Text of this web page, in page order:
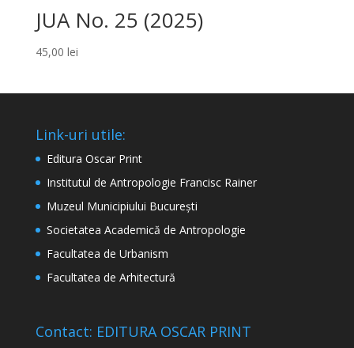
JUA No. 25 (2025)
45,00 lei
Link-uri utile:
Editura Oscar Print
Institutul de Antropologie Francisc Rainer
Muzeul Municipiului București
Societatea Academică de Antropologie
Facultatea de Urbanism
Facultatea de Arhitectură
Contact: EDITURA OSCAR PRINT